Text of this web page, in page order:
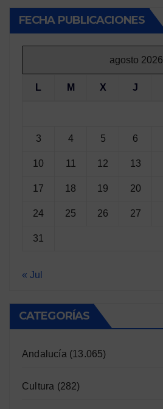
FECHA PUBLICACIONES
agosto 2026
L M X J
3 4 5 6
10 11 12 13
17 18 19 20
24 25 26 27
31
« Jul
CATEGORÍAS
Andalucía (13.065)
Cultura (282)